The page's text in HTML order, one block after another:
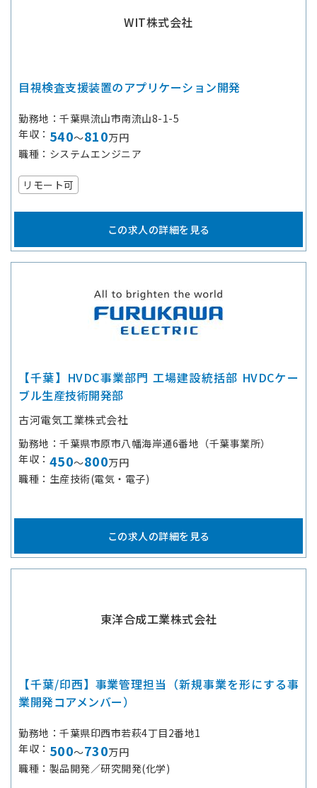
WIT株式会社
目視検査支援装置のアプリケーション開発
勤務地
千葉県流山市南流山8-1-5
年収
540～810万円
職種
システムエンジニア
リモート可
この求人の詳細を見る
【千葉】HVDC事業部門 工場建設統括部 HVDCケー
ブル生産技術開発部
古河電気工業株式会社
勤務地
千葉県市原市八幡海岸通6番地（千葉事業所）
年収
450～800万円
職種
生産技術(電気・電子)
この求人の詳細を見る
東洋合成工業株式会社
【千葉/印西】事業管理担当（新規事業を形にする事
業開発コアメンバー）
勤務地
千葉県印西市若萩4丁目2番地1
年収
500～730万円
職種
製品開発／研究開発(化学)